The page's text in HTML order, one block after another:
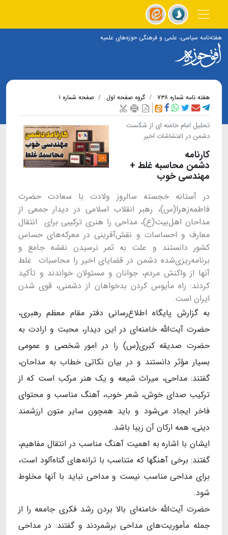
هفته‌نامه سیاسی، علمی و فرهنگی حوزه‌های علمیه
هفته نامه شماره ۷۳۸ گروه صفحه اول صفحه شماره ۱
تحلیل امام خامنه ای از شکست
دشمن در اغتشاشات اخیر
کارنامه
دشمن محاسبه‌ غلط +
مهندسی خوب
در آستانه خجسته سالروز ولادت با سعادت حضرت
فاطمه‌زهرا(س)، رهبر انقلاب اسلامی در دیدار جمعی از
مداحان اهل‌بیت(ع)، مداحی را هنری ترکیبی برای انتقال
معارف و احساسات و نقش‌آفرینی در معرکه‌های حساس
کشور دانستند و علت به ثمر نرسیدن نقشه جامع و
برنامه‌ریزی‌شده دشمن در قضایای اخیر را محاسبات غلط
آنها از واکنش مردم، جوانان و مسئولان خواندند و تأکید
کردند: راه مأیوس کردن بدخواهان از دشمنی، قوی شدن
ایران است.
به گزارش پایگاه اطلاع‌رسانی دفتر مقام معظم رهبری،
حضرت آیت‌الله خامنه‌ای در این دیدار، محبت و ارادت به
حضرت صدیقه کبری(س) را در امور شخصی و عمومی
بسیار مؤثر دانستند و در بیان نکاتی خطاب به مداحان،
گفتند: مداحی، میراث شیعه و یک هنر مرکب است که از
ترکیب صدای خوش، شعر خوب، آهنگ مناسب و محتوای
فاخر ایجاد می‌شود و باید همچون سایر متون ارزشمند
دینی، همه ارکان آن زیبا باشد.
ایشان با اشاره به اهمیت آهنگ مناسب در انتقال مفاهیم،
گفتند: برخی آهنگ‎ها که متناسب با ترانه‌های گناه‌آلود است،
برای مداحی مناسب نیست و مداحی نباید با آنها مخلوط
شود.
حضرت آیت‌الله خامنه‌ای بالا بردن رشد فکری جامعه را از
جمله مأموریت‌های مداحی برشمردند و گفتند: در مداحی